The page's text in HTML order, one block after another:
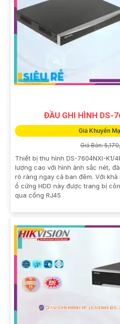
ĐẦU GHI HÌNH DS-
Giá Khuyến
Giá Bán:
Thiết bị thu hình DS-7604NXI-K1/
lượng cao với hình ảnh sắc nét,
rõ ràng ngay cả ban đêm. Với khả
ổ cứng HDD này được trang bị
qua cổng RJ45